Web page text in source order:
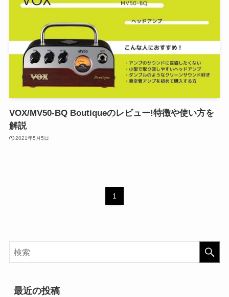
VOX/MV50-BQ Boutiqueのレビュー!特徴や使い方を
解説
2021年5月5日
1
最近の投稿